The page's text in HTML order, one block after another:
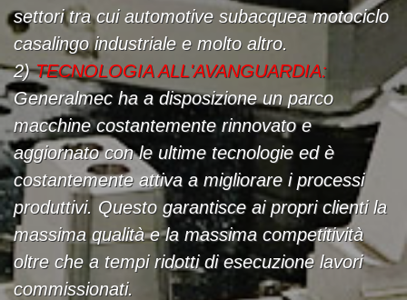
settori tra cui automotive subacquea motociclo
casalingo industriale e molto altro.
2)TECNOLOGIA ALL'AVANGUARDIA:
Generalmec ha a disposizione un parco
macchine costantemente rinnovato e
aggiornato con le ultime tecnologie ed è
costantemente attiva a migliorare i processi
produttivi. Questo garantisce ai propri clienti la
massima qualità e la massima competitività
oltre che a tempi ridotti di esecuzione lavori
commissionati.